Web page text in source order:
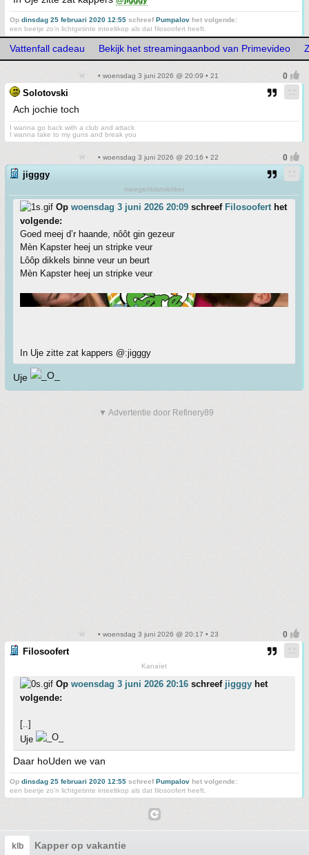
Op dinsdag 25 februari 2020 12:55 schreefPumpalov het volgende:
een beetje zo'n lichtgetinte inteeltkop als dat filosoofert heeft.
Vattenfall cadeau Bekijk het streamingaanbod van Primevideo
• woensdag 3 juni 2026 @ 20:09 • 21
Solotovski
Ach jochie toch
I wanna go back with a club and attack
I wanna take to my guns and break you
• woensdag 3 juni 2026 @ 20:16 • 22
jigggy
moegenblatvlekker
Op woensdag 3 juni 2026 20:09 schreef Filosooferthet
volgende:
Goed meej d’r haande, nôôt gin gezeur
Mèn Kapster heej un stripke veur
Lôôp dikkels binne veur un beurt
Mèn Kapster heej un stripke veur
In Uje zitte zat kappers @:jigggy
Uje
▼ Advertentie door Refinery89
• woensdag 3 juni 2026 @ 20:17 • 23
Filosoofert
Kanaïet
Op woensdag 3 juni 2026 20:16 schreef jigggy het
volgende:
[..]
Uje
Daar hoUden we van
Op dinsdag 25 februari 2020 12:55 schreefPumpalov het volgende:
een beetje zo'n lichtgetinte inteeltkop als dat filosoofert heeft.
klb Kapper op vakantie